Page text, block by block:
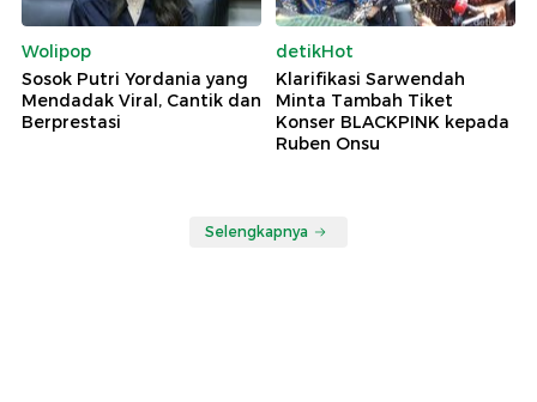
Wolipop
Sosok Putri Yordania yang
Mendadak Viral, Cantik dan
Berprestasi
detikHot
Klarifikasi Sarwendah
Minta Tambah Tiket
Konser BLACKPINK kepada
Ruben Onsu
Selengkapnya